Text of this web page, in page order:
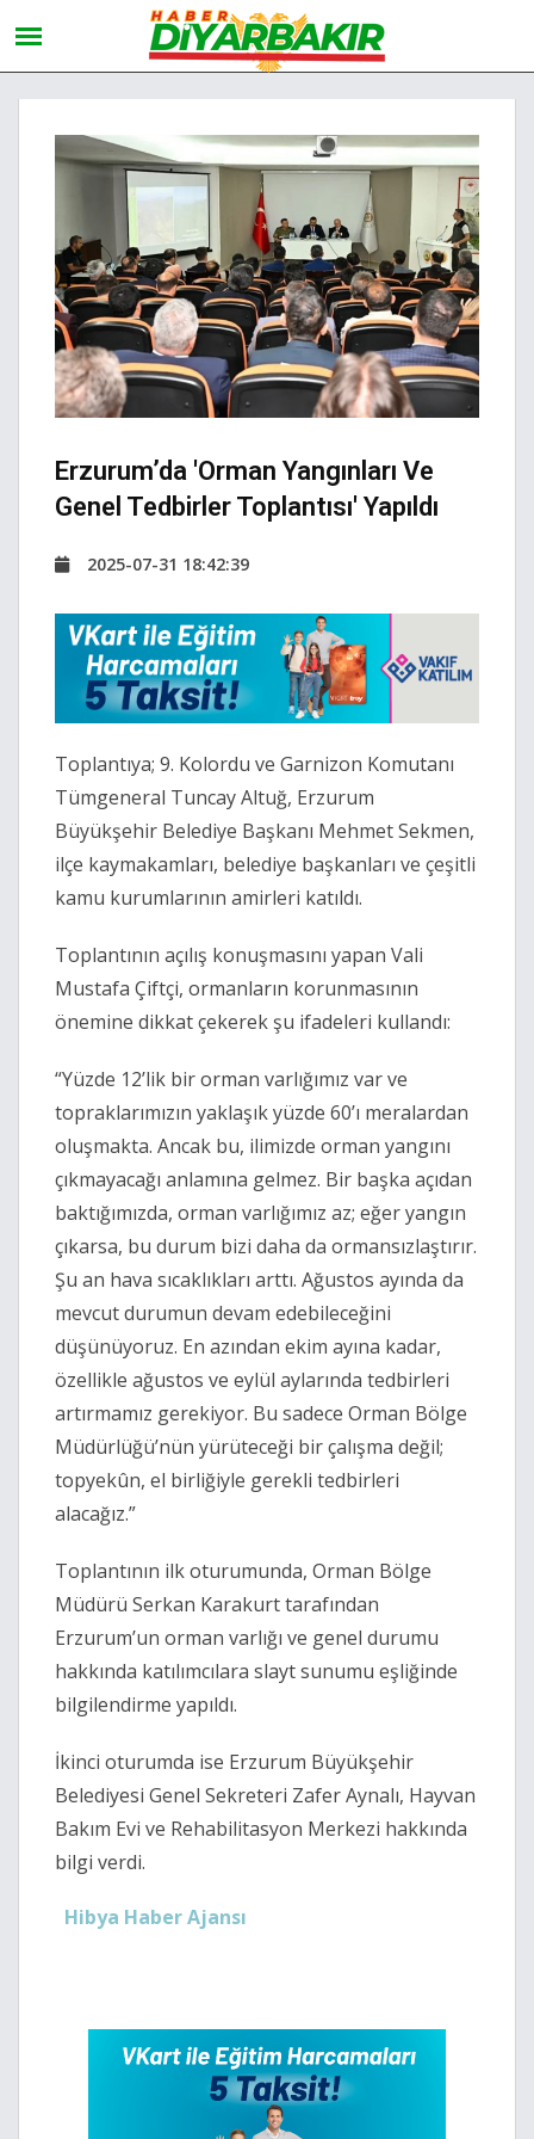
Erzurum’da 'Orman Yangınları Ve
Genel Tedbirler Toplantısı' Yapıldı
2025-07-31 18:42:39
Toplantıya; 9. Kolordu ve Garnizon Komutanı
Tümgeneral Tuncay Altuğ, Erzurum
Büyükşehir Belediye Başkanı Mehmet Sekmen,
ilçe kaymakamları, belediye başkanları ve çeşitli
kamu kurumlarının amirleri katıldı.
Toplantının açılış konuşmasını yapan Vali
Mustafa Çiftçi, ormanların korunmasının
önemine dikkat çekerek şu ifadeleri kullandı:
“Yüzde 12’lik bir orman varlığımız var ve
topraklarımızın yaklaşık yüzde 60’ı meralardan
oluşmakta. Ancak bu, ilimizde orman yangını
çıkmayacağı anlamına gelmez. Bir başka açıdan
baktığımızda, orman varlığımız az; eğer yangın
çıkarsa, bu durum bizi daha da ormansızlaştırır.
Şu an hava sıcaklıkları arttı. Ağustos ayında da
mevcut durumun devam edebileceğini
düşünüyoruz. En azından ekim ayına kadar,
özellikle ağustos ve eylül aylarında tedbirleri
artırmamız gerekiyor. Bu sadece Orman Bölge
Müdürlüğü’nün yürüteceği bir çalışma değil;
topyekûn, el birliğiyle gerekli tedbirleri
alacağız.”
Toplantının ilk oturumunda, Orman Bölge
Müdürü Serkan Karakurt tarafından
Erzurum’un orman varlığı ve genel durumu
hakkında katılımcılara slayt sunumu eşliğinde
bilgilendirme yapıldı.
İkinci oturumda ise Erzurum Büyükşehir
Belediyesi Genel Sekreteri Zafer Aynalı, Hayvan
Bakım Evi ve Rehabilitasyon Merkezi hakkında
bilgi verdi.
Hibya Haber Ajansı